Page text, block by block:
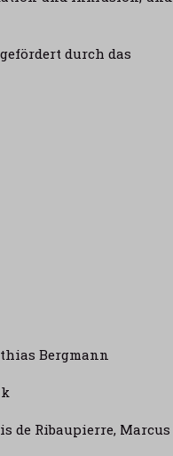
durch das
Bergmann
de Ribaupierre, Marcus